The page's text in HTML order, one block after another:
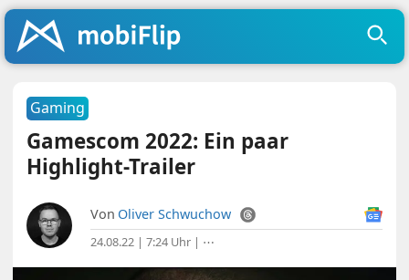
Gaming
Gamescom 2022: Ein paar
Highlight-Trailer
Von Oliver Schwuchow
24.08.22 | 7:24 Uhr | ⋯